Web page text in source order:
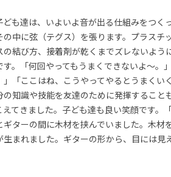
も達は、いよいよ音が出る仕組みをつく
の中に弦（テグス）を張ります。プラスチ
の結び方、接着剤が乾くまでズレないよう
。「何回やってもうまくできないよ〜。
」「ここはね、こうやってやるとうまくい
知識や技能を友達のために発揮すること
てきました。子ども達も良い笑顔です。
ギターの間に木材を挟んでいました。木材
生まれました。ギターの形から、目には見